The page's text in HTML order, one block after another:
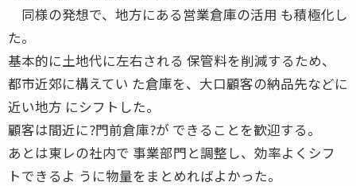
同様の発想で、地方にある営業倉庫の活用 も積極化し
た。
基本的に土地代に左右される 保管料を削減するため、
都市近郊に構えてい た倉庫を、大口顧客の納品先などに
近い地方 にシフトした。
顧客は間近に?門前倉庫?が できることを歓迎する。
あとは東レの社内で 事業部門と調整し、効率よくシフ
トできるよ うに物量をまとめればよかった。